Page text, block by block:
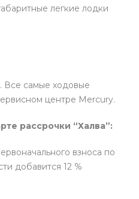
легкие лодки
Все самые ходовые
центре Mercury.
рассрочки “Халва”:
взноса по
добавится 12 %